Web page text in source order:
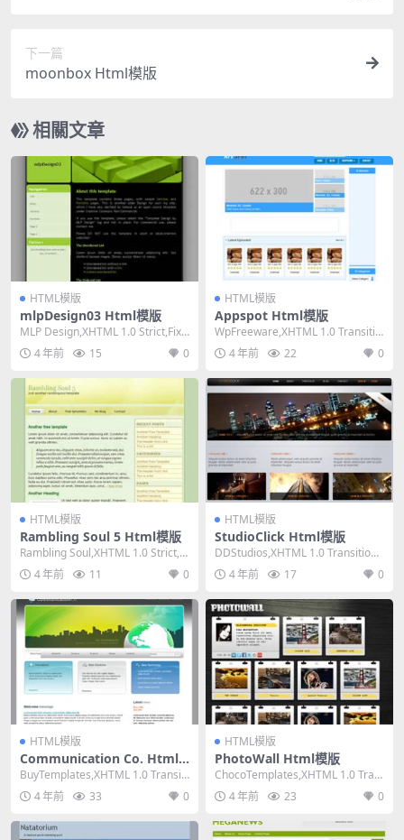
下一篇
moonbox Html模版
相關文章
HTML模版
mlpDesign03 Html模版
MLP Design,XHTML 1.0 Strict,Fixe
d Width,...
4 年前 15 0
HTML模版
Appspot Html模版
WpFreeware,XHTML 1.0 Transitio
nal,Respon...
4 年前 22 0
HTML模版
Rambling Soul 5 Html模版
Rambling Soul,XHTML 1.0 Strict,Fi
xed Wid...
4 年前 11 0
HTML模版
StudioClick Html模版
DDStudios,XHTML 1.0 Transitiona
l,Fixed W...
4 年前 17 0
HTML模版
Communication Co. Html
模版
BuyTemplates,XHTML 1.0 Transiti
onal,Fixe...
4 年前 33 0
HTML模版
PhotoWall Html模版
ChocoTemplates,XHTML 1.0 Tran
sitional,Fi...
4 年前 23 0